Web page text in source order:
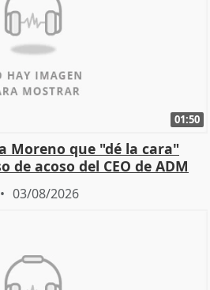
01:50
Moreno que "dé la cara"
acoso del CEO de ADM
03/08/2026